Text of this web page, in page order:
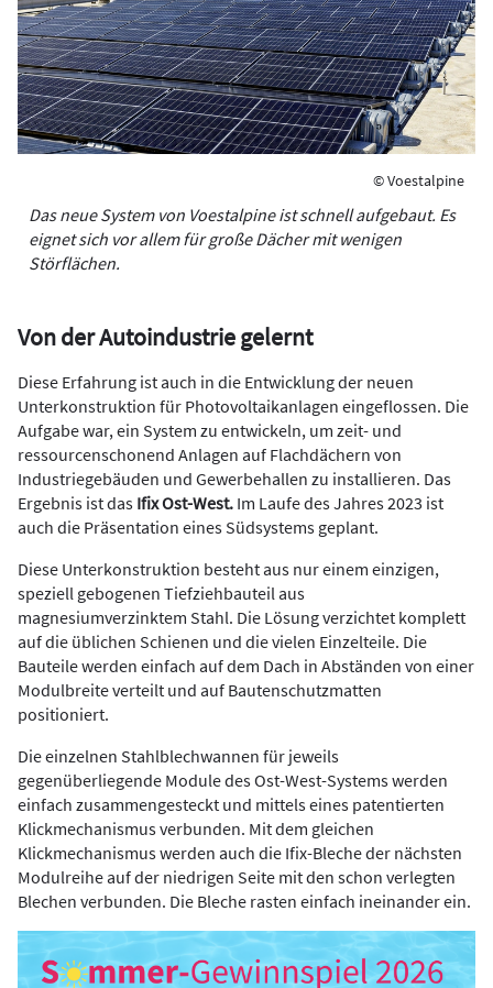
© Voestalpine
Das neue System von Voestalpine ist schnell aufgebaut. Es
eignet sich vor allem für große Dächer mit wenigen
Störflächen.
Von der Autoindustrie gelernt
Diese Erfahrung ist auch in die Entwicklung der neuen
Unterkonstruktion für Photovoltaikanlagen eingeflossen. Die
Aufgabe war, ein System zu entwickeln, um zeit- und
ressourcenschonend Anlagen auf Flachdächern von
Industriegebäuden und Gewerbehallen zu installieren. Das
Ergebnis ist das Ifix Ost-West. Im Laufe des Jahres 2023 ist
auch die Präsentation eines Südsystems geplant.
Diese Unterkonstruktion besteht aus nur einem einzigen,
speziell gebogenen Tiefziehbauteil aus
magnesiumverzinktem Stahl. Die Lösung verzichtet komplett
auf die üblichen Schienen und die vielen Einzelteile. Die
Bauteile werden einfach auf dem Dach in Abständen von einer
Modulbreite verteilt und auf Bautenschutzmatten
positioniert.
Die einzelnen Stahlblechwannen für jeweils
gegenüberliegende Module des Ost-West-Systems werden
einfach zusammengesteckt und mittels eines patentierten
Klickmechanismus verbunden. Mit dem gleichen
Klickmechanismus werden auch die Ifix-Bleche der nächsten
Modulreihe auf der niedrigen Seite mit den schon verlegten
Blechen verbunden. Die Bleche rasten einfach ineinander ein.